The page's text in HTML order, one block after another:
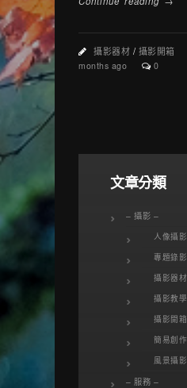
攝影器材 / 攝影開箱
months ago
0
文章分類
– 攝影 –
人像攝影
專題錄影
攝影器材
攝影教學
攝影開箱
簡易創作
風景攝影
– 服務 –